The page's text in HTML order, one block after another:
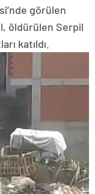
görülen
öldürülen Serpil
katıldı.